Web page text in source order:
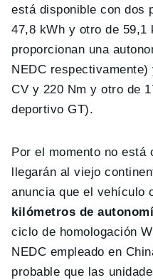
está disponible con dos
47,8 kWh y otro de 59,1
proporcionan una
NEDC
CV y 220 Nm y otro de
deportivo GT).
Por el momento no está
llegarán al viejo
anuncia que el vehículo
kilómetros de
ciclo de homologación
NEDC empleado en
probable que las